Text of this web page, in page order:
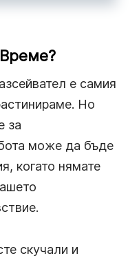
е самия
Но
за
може да бъде
когато нямате
скучали и